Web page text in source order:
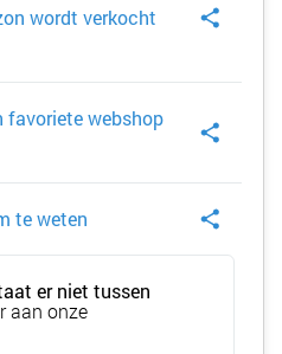
wordt verkocht
webshop
te weten
er niet tussen
aan onze